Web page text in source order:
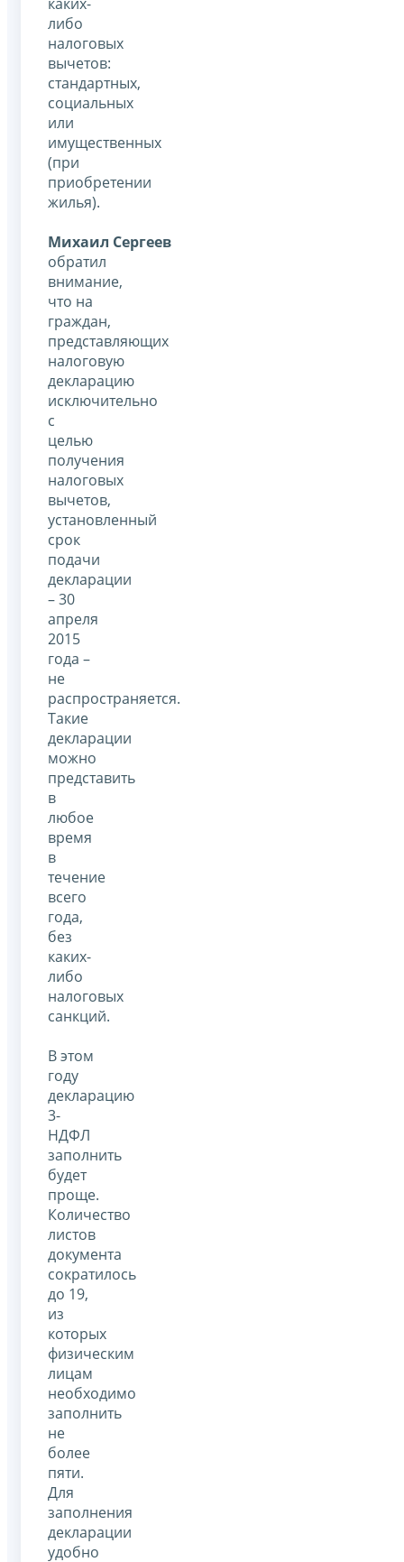
либо
налоговых
вычетов:
стандартных,
социальных
или
имущественных
(при
приобретении
жилья).
Михаил Сергеев
обратил
внимание,
что на
граждан,
представляющих
налоговую
декларацию
исключительно
с
целью
получения
налоговых
вычетов,
установленный
срок
подачи
декларации
– 30
апреля
2015
года –
не
распространяется.
Такие
декларации
можно
представить
в
любое
время
в
течение
всего
года,
без
каких-
либо
налоговых
санкций.
В этом
году
декларацию
3-
НДФЛ
заполнить
будет
проще.
Количество
листов
документа
сократилось
до 19,
из
которых
физическим
лицам
необходимо
заполнить
не
более
пяти.
Для
заполнения
декларации
удобно